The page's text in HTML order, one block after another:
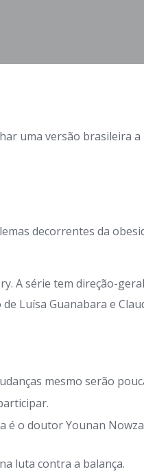
uma versão brasileira
decorrentes da
A série tem direção-
Luísa Guanabara e
mesmo serão
é o doutor Younan
luta contra a balança.